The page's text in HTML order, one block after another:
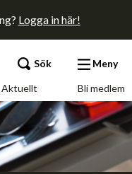
Logga in här!
Aktuellt Bli medlem
Sök Meny